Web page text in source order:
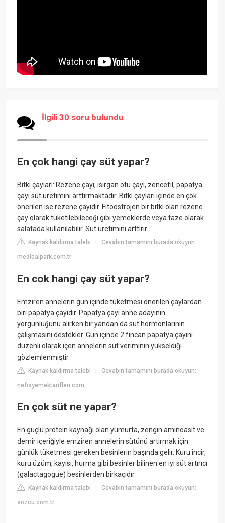
İlgili 30 soru bulundu
En çok hangi çay süt yapar?
Bitki çayları: Rezene çayı, ısırgan otu çayı, zencefil, papatya
çayı süt üretimini arttırmaktadır. Bitki çayları içinde en çok
önerilen ise rezene çayıdır. Fitoöstrojen bir bitki olan rezene
çay olarak tüketilebileceği gibi yemeklerde veya taze olarak
salatada kullanılabilir. Süt üretimini arttırır.
Kaynak kaldırma talebi |Cevabın tamamını burada okuyun:
medicalpark.com.tr
En cok hangi çay süt yapar?
Emziren annelerin gün içinde tüketmesi önerilen çaylardan
biri papatya çayıdır. Papatya çayı anne adayının
yorgunluğunu alırken bir yandan da süt hormonlarının
çalışmasını destekler. Gün içinde 2 fincan papatya çayını
düzenli olarak içen annelerin süt veriminin yükseldiği
gözlemlenmiştir.
Kaynak kaldırma talebi |Cevabın tamamını burada okuyun:
nefisyemektarifleri.com
En çok süt ne yapar?
En güçlü protein kaynağı olan yumurta, zengin aminoasit ve
demir içeriğiyle emziren annelerin sütünü artırmak için
günlük tüketmesi gereken besinlerin başında gelir. Kuru incir,
kuru üzüm, kayısı, hurma gibi besinler bilinen en iyi süt artırıcı
(galactagogue) besinlerden birkaçıdır.
Kaynak kaldırma talebi |Cevabın tamamını burada okuyun:
sozcu.com.tr